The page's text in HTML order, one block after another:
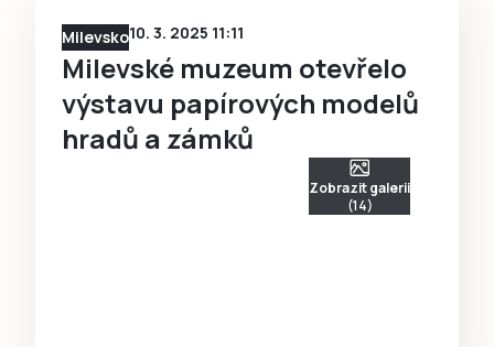
Milevsko10. 3. 2025 11:11
Milevské muzeum otevřelo
výstavu papírových modelů
hradů a zámků
Zobrazit galerii
(14)